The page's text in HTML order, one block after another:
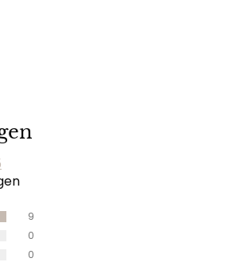
9
0
0